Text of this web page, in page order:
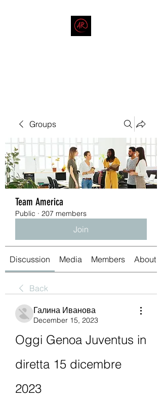
Groups
Team America
Public · 207 members
Join
Discussion Media Members About
Back
Галина Иванова
December 15, 2023
Oggi Genoa Juventus in
diretta 15 dicembre
2023